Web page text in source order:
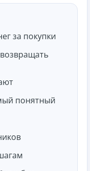
за покупки
понятный